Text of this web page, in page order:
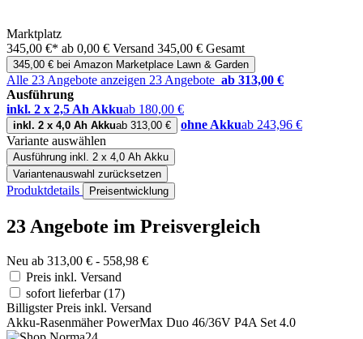
Marktplatz
345,00 €* ab 0,00 € Versand 345,00 € Gesamt
345,00 € bei Amazon Marketplace Lawn & Garden
Alle 23 Angebote anzeigen 23 Angebote ab 313,00 €
Ausführung
inkl. 2 x 2,5 Ah Akkuab 180,00 €
inkl. 2 x 4,0 Ah Akkuab 313,00 € ohne Akkuab 243,96 €
Variante auswählen
Ausführung inkl. 2 x 4,0 Ah Akku
Variantenauswahl zurücksetzen
Produktdetails Preisentwicklung
23 Angebote im Preisvergleich
Neu ab 313,00 € - 558,98 €
Preis inkl. Versand
sofort lieferbar(17)
Billigster Preis inkl. Versand
Akku-Rasenmäher PowerMax Duo 46/36V P4A Set 4.0